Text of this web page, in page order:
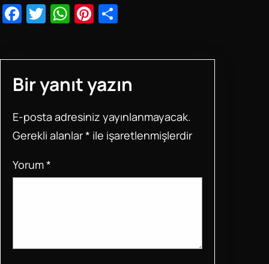
F
c
e
b
o
o
k
T
tt
W
at
s
A
p
p
Pi
er
st
ar
Bir yanıt yazın
E-posta adresiniz yayınlanmayacak.
Gerekli alanlar* ile işaretlenmişlerdir
Yorum*